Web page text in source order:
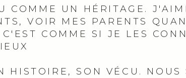
UN HÉRITAGE.
VOIR MES PARENTS
COMME SI JE LES
SON VÉCU. NOUS